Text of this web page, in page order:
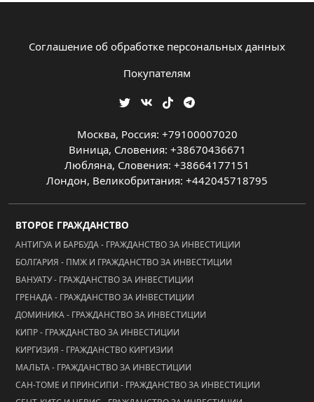
Соглашение об обработке персональных данных
Покупателям
Москва, Россия: +79100007020
Виница, Словения: +38670436671
Любляна, Словения: +38664177151
Лондон, Великобритания: +442045718795
ВТОРОЕ ГРАЖДАНСТВО
АНТИГУА И БАРБУДА - ГРАЖДАНСТВО ЗА ИНВЕСТИЦИИ
БОЛГАРИЯ - ПМЖ И ГРАЖДАНСТВО ЗА ИНВЕСТИЦИИ
ВАНУАТУ - ГРАЖДАНСТВО ЗА ИНВЕСТИЦИИ
ГРЕНАДА - ГРАЖДАНСТВО ЗА ИНВЕСТИЦИИ
ДОМИНИКА - ГРАЖДАНСТВО ЗА ИНВЕСТИЦИИ
КИПР - ГРАЖДАНСТВО ЗА ИНВЕСТИЦИИ
КИРГИЗИЯ - ГРАЖДАНСТВО КИРГИЗИИ
МАЛЬТА - ГРАЖДАНСТВО ЗА ИНВЕСТИЦИИ
САН-ТОМЕ И ПРИНСИПИ - ГРАЖДАНСТВО ЗА ИНВЕСТИЦИИ